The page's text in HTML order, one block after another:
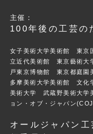
主催：
100年後の工芸の
女子美術大学美術館 東
立近代美術館 東京藝術
戸東京博物館 東京都庭
多摩美術大学美術館 文
美術大学 武蔵野美術大学
ョン・オブ・ジャパン
オールジャパン